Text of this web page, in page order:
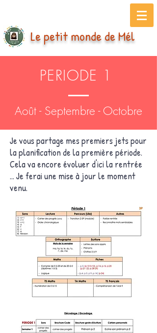
Le petit monde de Mél
PERIODE 1
Août - Septembre - Octobre
Je vous partage mes premiers jets pour
la planification de la première période.
Cela va encore évoluer d'ici la rentrée
... Je ferai une mise à jour le moment
venu.